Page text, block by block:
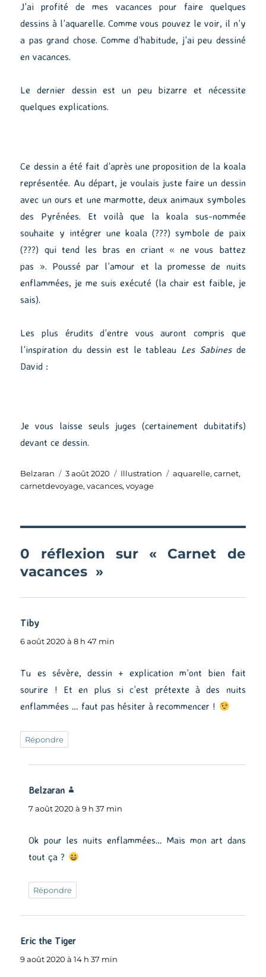
J’ai profité de mes vacances pour faire quelques
dessins à l’aquarelle. Comme vous pouvez le voir, il n’y
a pas grand chose. Comme d’habitude, j’ai peu dessiné
en vacances.
Le dernier dessin est un peu bizarre et nécessite
quelques explications.
Ce dessin a été fait d’après une proposition de la koala
représentée. Au départ, je voulais juste faire un dessin
avec un ours et une marmotte, deux animaux symboles
des Pyrénées. Et voilà que la koala sus-nommée
souhaite y intégrer une koala (???) symbole de paix
(???) qui tend les bras en criant « ne vous battez
pas ». Poussé par l’amour et la promesse de nuits
enflammées, je me suis exécuté (la chair est faible, je
sais).
Les plus érudits d’entre vous auront compris que
l’inspiration du dessin est le tableau Les Sabinesde
David :
Je vous laisse seuls juges (certainement dubitatifs)
devant ce dessin.
Auteur
Belzaran
Publié
le
3 août 2020 Catégories
Illustration Étiquettes
aquarelle,carnet,
carnetdevoyage,vacances,voyage
0 réflexion sur « Carnet de
vacances »
Tiby
6 août 2020 à 8 h 47 min
Tu es sévère, dessin + explication m’ont bien fait
sourire ! Et en plus si c’est prétexte à des nuits
enflammées … faut pas hésiter à recommencer !
Répondre
Belzaran
7 août 2020 à 9 h 37 min
Ok pour les nuits enflammées… Mais mon art dans
tout ça ?
Répondre
Eric the Tiger
9 août 2020 à 14 h 37 min